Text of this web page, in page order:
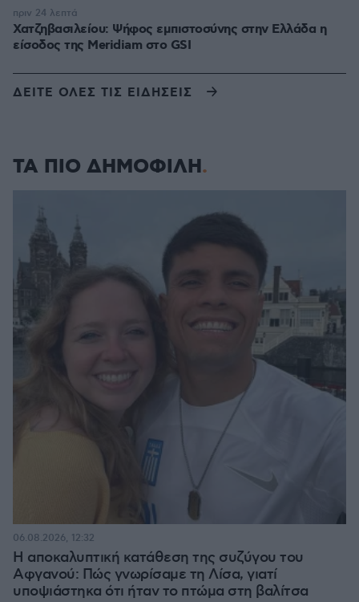
Χατζηβασιλείου: Ψήφος εμπιστοσύνης στην Ελλάδα η
είσοδος της Meridiam στο GSI
πριν 24 λεπτά
ΔΕΙΤΕ ΟΛΕΣ ΤΙΣ ΕΙΔΗΣΕΙΣ
ΤΑ ΠΙΟ ΔΗΜΟΦΙΛΗ
Η αποκαλυπτική κατάθεση της συζύγου του
Αφγανού: Πώς γνωρίσαμε τη Λίσα, γιατί
υποψιάστηκα ότι ήταν το πτώμα στη βαλίτσα
06.08.2026, 12:32